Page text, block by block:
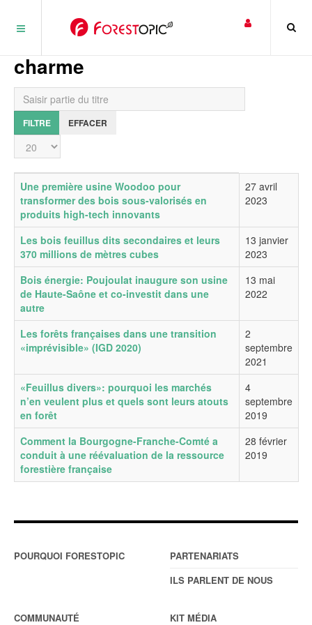
charme
Saisir partie du titre
FILTRE EFFACER
Affichage #
Titre Date de publication
Une première usine Woodoo pour
transformer des bois sous-valorisés en
produits high-tech innovants
27 avril
2023
Les bois feuillus dits secondaires et leurs
370 millions de mètres cubes
13 janvier
2023
Bois énergie: Poujoulat inaugure son usine
de Haute-Saône et co-investit dans une
autre
13 mai
2022
Les forêts françaises dans une transition
«imprévisible» (IGD 2020)
2
septembre
2021
«Feuillus divers»: pourquoi les marchés
n’en veulent plus et quels sont leurs atouts
en forêt
4
septembre
2019
Comment la Bourgogne-Franche-Comté a
conduit à une réévaluation de la ressource
forestière française
28 février
2019
POURQUOI FORESTOPIC
PARTENARIATS
ILS PARLENT DE NOUS
COMMUNAUTÉ KIT MÉDIA